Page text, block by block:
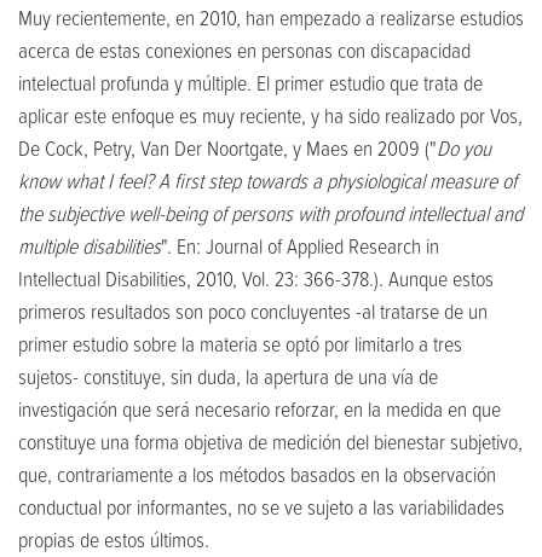
Muy recientemente, en 2010, han empezado a realizarse estudios
acerca de estas conexiones en personas con discapacidad
intelectual profunda y múltiple. El primer estudio que trata de
aplicar este enfoque es muy reciente, y ha sido realizado por Vos,
De Cock, Petry, Van Der Noortgate, y Maes en 2009 ("Do you
know what I feel? A first step towards a physiological measure of
the subjective well-being of persons with profound intellectual and
multiple disabilities". En: Journal of Applied Research in
Intellectual Disabilities, 2010, Vol. 23: 366-378.). Aunque estos
primeros resultados son poco concluyentes -al tratarse de un
primer estudio sobre la materia se optó por limitarlo a tres
sujetos- constituye, sin duda, la apertura de una vía de
investigación que será necesario reforzar, en la medida en que
constituye una forma objetiva de medición del bienestar subjetivo,
que, contrariamente a los métodos basados en la observación
conductual por informantes, no se ve sujeto a las variabilidades
propias de estos últimos.